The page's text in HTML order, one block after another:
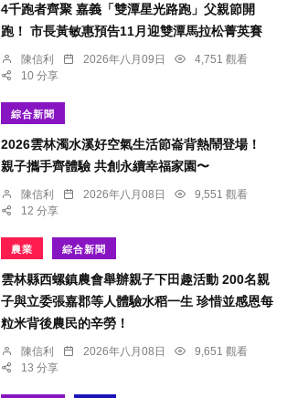
4千跑者齊聚 嘉義「雙潭星光路跑」父親節開
跑！ 市長黃敏惠預告11月迎雙潭馬拉松菁英賽
陳信利 2026年八月09日
4,751 觀看
10 分享
綜合新聞
2026雲林濁水溪好空氣生活節崙背熱鬧登場！
親子攜手齊體驗 共創永續幸福家園〜
陳信利 2026年八月08日
9,551 觀看
12 分享
農業 綜合新聞
雲林縣西螺鎮農會舉辦親子下田趣活動 200名親
子與立委張嘉郡等人體驗水稻一生 珍惜並感恩每
粒米背後農民的辛勞！
陳信利 2026年八月08日
9,651 觀看
13 分享